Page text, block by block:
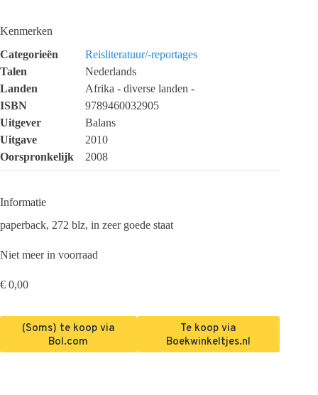
Kenmerken
Categorieën
Reisliteratuur/-reportages
Talen
Nederlands
Landen
Afrika - diverse landen -
ISBN
9789460032905
Uitgever
Balans
Uitgave
2010
Oorspronkelijk
2008
Informatie
paperback, 272 blz, in zeer goede staat
Niet meer in voorraad
€ 0,00
(Soms) te koop via
Bol.com
Te koop via
Boekwinkeltjes.nl